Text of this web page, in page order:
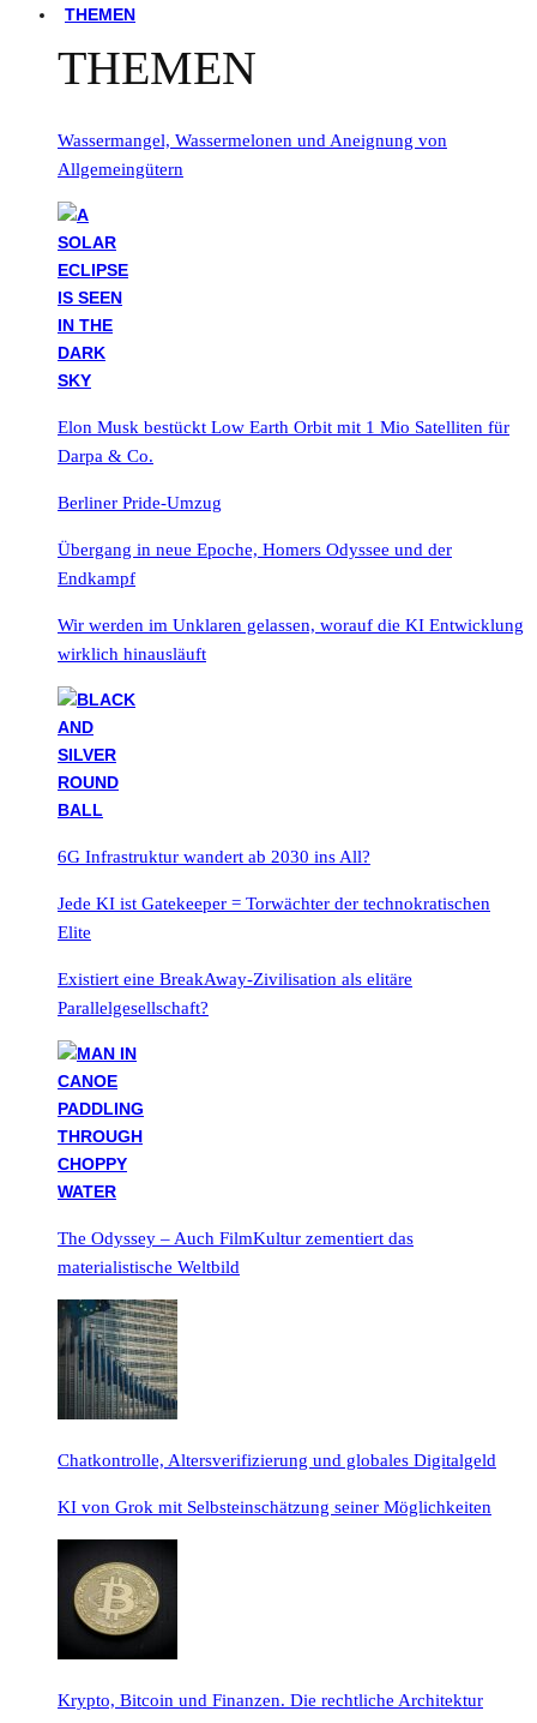
THEMEN
THEMEN
Wassermangel, Wassermelonen und Aneignung von
Allgemeingütern
Elon Musk bestückt Low Earth Orbit mit 1 Mio Satelliten für
Darpa & Co.
Berliner Pride-Umzug
Übergang in neue Epoche, Homers Odyssee und der
Endkampf
Wir werden im Unklaren gelassen, worauf die KI Entwicklung
wirklich hinausläuft
6G Infrastruktur wandert ab 2030 ins All?
Jede KI ist Gatekeeper = Torwächter der technokratischen
Elite
Existiert eine BreakAway-Zivilisation als elitäre
Parallelgesellschaft?
The Odyssey – Auch FilmKultur zementiert das
materialistische Weltbild
Chatkontrolle, Altersverifizierung und globales Digitalgeld
KI von Grok mit Selbsteinschätzung seiner Möglichkeiten
Krypto, Bitcoin und Finanzen. Die rechtliche Architektur